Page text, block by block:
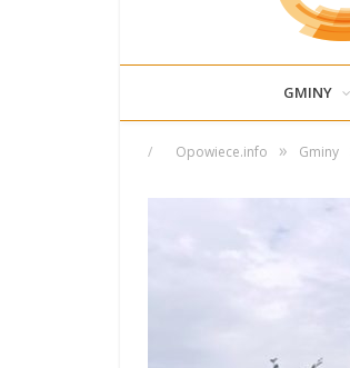
GMINY
/ Opowiece.info » Gminy